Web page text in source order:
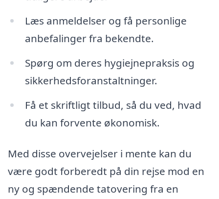
Læs anmeldelser og få personlige
anbefalinger fra bekendte.
Spørg om deres hygiejnepraksis og
sikkerhedsforanstaltninger.
Få et skriftligt tilbud, så du ved, hvad
du kan forvente økonomisk.
Med disse overvejelser i mente kan du
være godt forberedt på din rejse mod en
ny og spændende tatovering fra en